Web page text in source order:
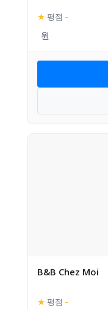
★ 평점 –
B&B Chez Moi
★ 평점 –